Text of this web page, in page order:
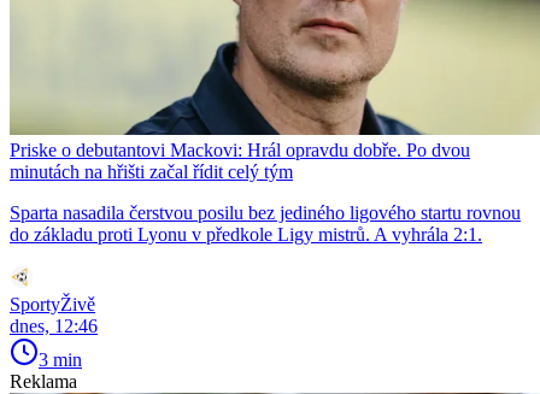
Priske o debutantovi Mackovi: Hrál opravdu dobře. Po dvou
minutách na hřišti začal řídit celý tým
Sparta nasadila čerstvou posilu bez jediného ligového startu rovnou
do základu proti Lyonu v předkole Ligy mistrů. A vyhrála 2:1.
SportyŽivě
dnes, 12:46
3 min
Reklama